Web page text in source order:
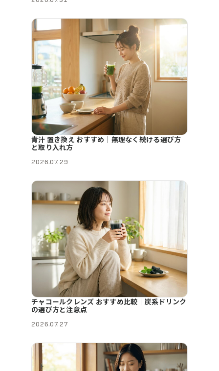
青汁 置き換え おすすめ｜無理なく続ける選び方
と取り入れ方
2026.07.29
チャコールクレンズ おすすめ比較｜炭系ドリンク
の選び方と注意点
2026.07.27